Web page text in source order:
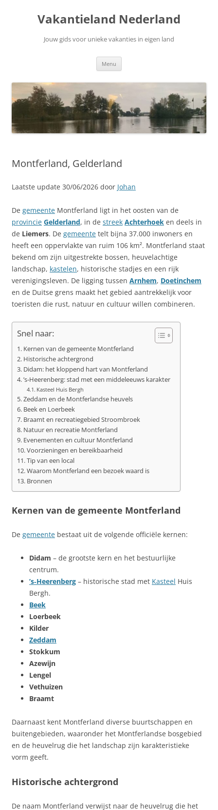
Vakantieland Nederland
Jouw gids voor unieke vakanties in eigen land
Menu
Montferland, Gelderland
Laatste update 30/06/2026 door Johan
De gemeente Montferland ligt in het oosten van de
provincie Gelderland, in de streek Achterhoek en deels in
de Liemers. De gemeente telt bijna 37.000 inwoners en
heeft een oppervlakte van ruim 106 km². Montferland staat
bekend om zijn uitgestrekte bossen, heuvelachtige
landschap, kastelen, historische stadjes en een rijk
verenigingsleven. De ligging tussen Arnhem, Doetinchem
en de Duitse grens maakt het gebied aantrekkelijk voor
toeristen die rust, natuur en cultuur willen combineren.
Snel naar:
Kernen van de gemeente Montferland
Historische achtergrond
Didam: het kloppend hart van Montferland
’s‑Heerenberg: stad met een middeleeuws karakter
Kasteel Huis Bergh
Zeddam en de Montferlandse heuvels
Beek en Loerbeek
Braamt en recreatiegebied Stroombroek
Natuur en recreatie Montferland
Evenementen en cultuur Montferland
Voorzieningen en bereikbaarheid
Tip van een local
Waarom Montferland een bezoek waard is
Bronnen
Kernen van de gemeente Montferland
De gemeente bestaat uit de volgende officiële kernen:
Didam – de grootste kern en het bestuurlijke
centrum.
’s‑Heerenberg – historische stad met Kasteel Huis
Bergh.
Beek
Loerbeek
Kilder
Zeddam
Stokkum
Azewijn
Lengel
Vethuizen
Braamt
Daarnaast kent Montferland diverse buurtschappen en
buitengebieden, waaronder het Montferlandse bosgebied
en de heuvelrug die het landschap zijn karakteristieke
vorm geeft.
Historische achtergrond
De naam Montferland verwijst naar de heuvelrug die het